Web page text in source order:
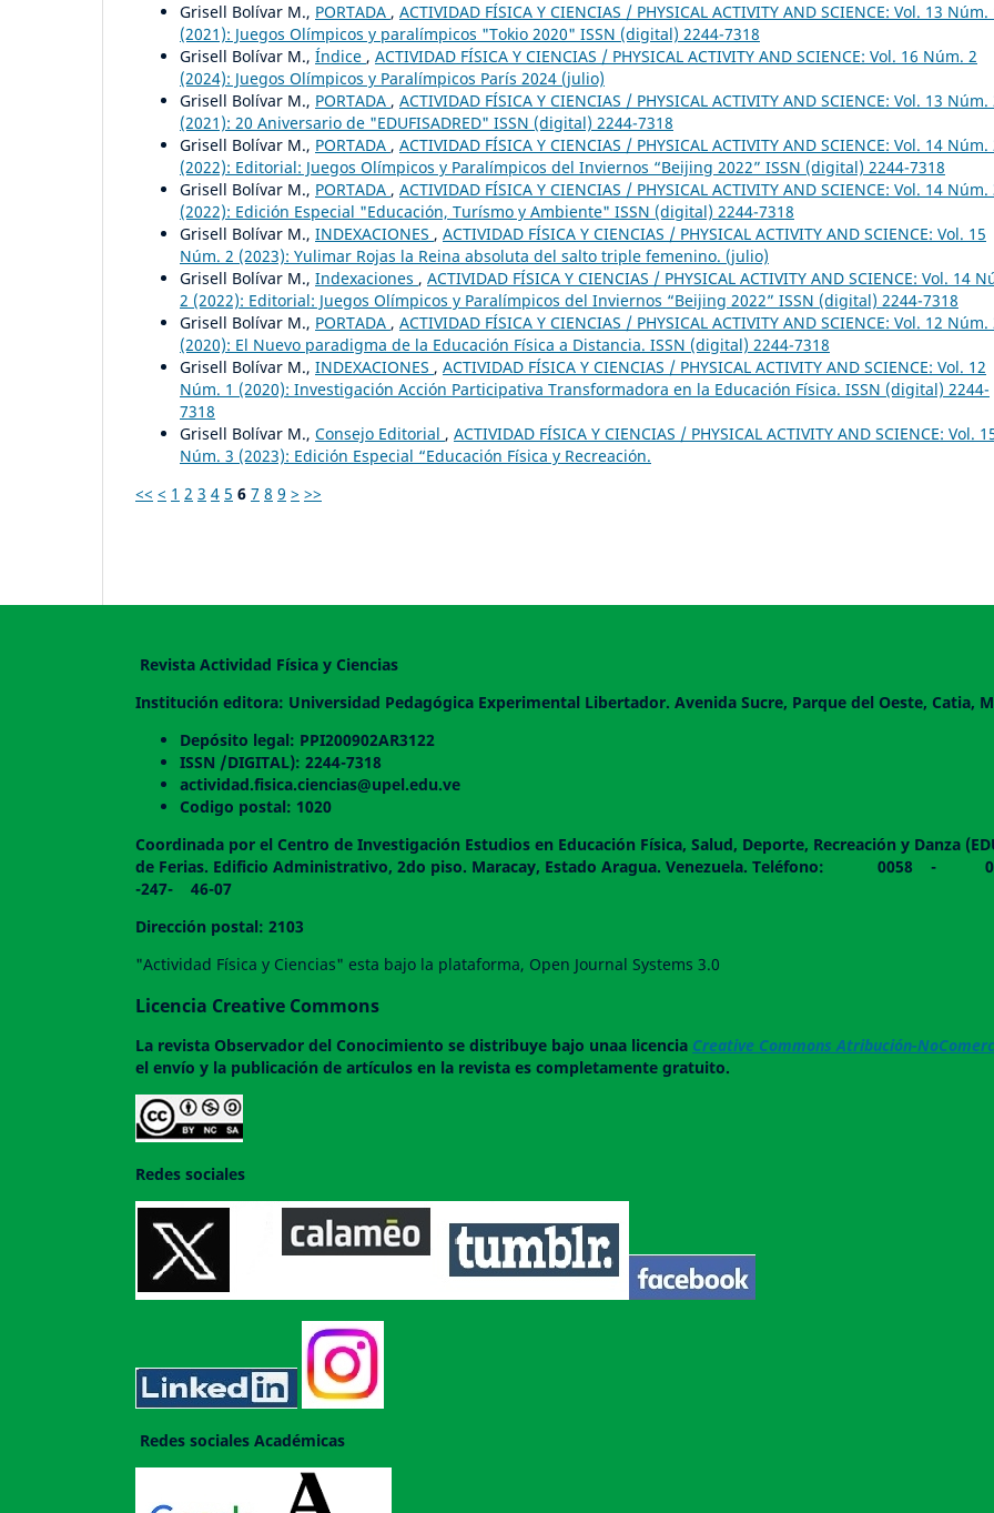
Grisell Bolívar M., PORTADA , ACTIVIDAD FÍSICA Y CIENCIAS / PHYSICAL ACTIVITY AND SCIENCE: Vol. 13 Núm.
(2021): Juegos Olímpicos y paralímpicos "Tokio 2020" ISSN (digital) 2244-7318
Grisell Bolívar M., Índice , ACTIVIDAD FÍSICA Y CIENCIAS / PHYSICAL ACTIVITY AND SCIENCE: Vol. 16 Núm. 2
(2024): Juegos Olímpicos y Paralímpicos París 2024 (julio)
Grisell Bolívar M., PORTADA , ACTIVIDAD FÍSICA Y CIENCIAS / PHYSICAL ACTIVITY AND SCIENCE: Vol. 13 Núm.
(2021): 20 Aniversario de "EDUFISADRED" ISSN (digital) 2244-7318
Grisell Bolívar M., PORTADA , ACTIVIDAD FÍSICA Y CIENCIAS / PHYSICAL ACTIVITY AND SCIENCE: Vol. 14 Núm.
(2022): Editorial: Juegos Olímpicos y Paralímpicos del Inviernos “Beijing 2022” ISSN (digital) 2244-7318
Grisell Bolívar M., PORTADA , ACTIVIDAD FÍSICA Y CIENCIAS / PHYSICAL ACTIVITY AND SCIENCE: Vol. 14 Núm.
(2022): Edición Especial "Educación, Turísmo y Ambiente" ISSN (digital) 2244-7318
Grisell Bolívar M., INDEXACIONES , ACTIVIDAD FÍSICA Y CIENCIAS / PHYSICAL ACTIVITY AND SCIENCE: Vol. 15
Núm. 2 (2023): Yulimar Rojas la Reina absoluta del salto triple femenino. (julio)
Grisell Bolívar M., Indexaciones , ACTIVIDAD FÍSICA Y CIENCIAS / PHYSICAL ACTIVITY AND SCIENCE: Vol. 14
2 (2022): Editorial: Juegos Olímpicos y Paralímpicos del Inviernos “Beijing 2022” ISSN (digital) 2244-7318
Grisell Bolívar M., PORTADA , ACTIVIDAD FÍSICA Y CIENCIAS / PHYSICAL ACTIVITY AND SCIENCE: Vol. 12 Núm.
(2020): El Nuevo paradigma de la Educación Física a Distancia. ISSN (digital) 2244-7318
Grisell Bolívar M., INDEXACIONES , ACTIVIDAD FÍSICA Y CIENCIAS / PHYSICAL ACTIVITY AND SCIENCE: Vol. 12
Núm. 1 (2020): Investigación Acción Participativa Transformadora en la Educación Física. ISSN (digital) 2244-
7318
Grisell Bolívar M., Consejo Editorial , ACTIVIDAD FÍSICA Y CIENCIAS / PHYSICAL ACTIVITY AND SCIENCE: Vol.
Núm. 3 (2023): Edición Especial “Educación Física y Recreación.
<< < 1 2 3 4 5 6 7 8 9 > >>
Revista Actividad Física y Ciencias
Institución editora: Universidad Pedagógica Experimental Libertador. Avenida Sucre, Parque del Oeste, Catia,
Depósito legal: PPI200902AR3122
ISSN /DIGITAL): 2244-7318
actividad.fisica.ciencias@upel.edu.ve
Codigo postal: 1020
Coordinada por el Centro de Investigación Estudios en Educación Física, Salud, Deporte, Recreación y Danza
de Ferias. Edificio Administrativo, 2do piso. Maracay, Estado Aragua. Venezuela. Teléfono:
-247- 46-07
Dirección postal: 2103
"Actividad Física y Ciencias" esta bajo la plataforma, Open Journal Systems 3.0
Licencia Creative Commons
La revista Observador del Conocimiento se distribuye bajo unaa licencia Creative Commons Atribución-
el envío y la publicación de artículos en la revista es completamente gratuito.
Redes sociales
Redes sociales Académicas